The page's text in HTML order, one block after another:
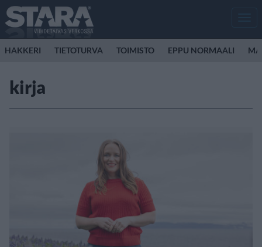
HAKKERI TIETOTURVA TOIMISTO EPPU NORMAALI
kirja